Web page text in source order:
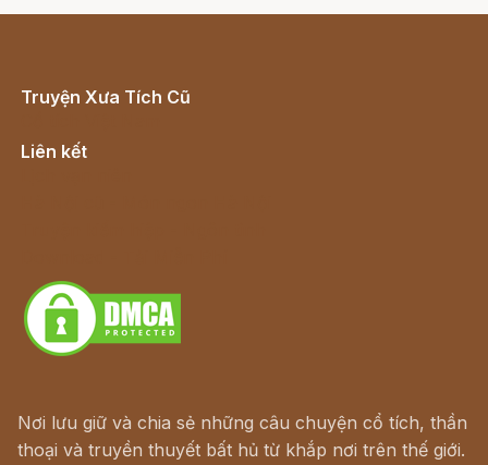
Truyện Xưa Tích Cũ
Liên kết
Nơi lưu giữ và chia sẻ những câu chuyện cổ tích, thần
thoại và truyền thuyết bất hủ từ khắp nơi trên thế giới.